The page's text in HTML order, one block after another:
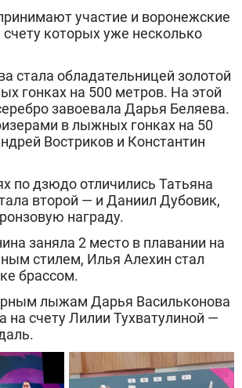
участие и воронежские
которых уже несколько
стала обладательницей золотой
гонках на 500 метров. На этой
завоевала Дарья Беляева.
в лыжных гонках на 50
Востриков и Константин
по дзюдо отличились Татьяна
второй — и Даниил Дубовик,
награду.
заняла 2 место в плавании на
стилем, Илья Алехин стал
брассом.
лыжам Дарья Васильконова
на счету Лилии Тухватулиной —